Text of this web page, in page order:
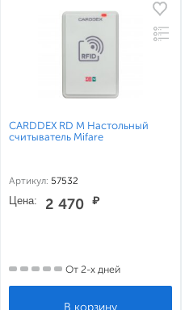
CARDDEX RD M Настольный
считыватель Mifare
Артикул: 57532
Цена: 2 470 ₽
От 2-х дней